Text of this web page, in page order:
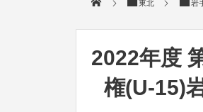
東北 岩
2022年度
権(U-15)